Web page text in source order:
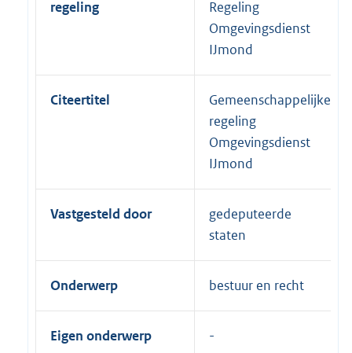
regeling
Regeling
Omgevingsdienst
IJmond
Citeertitel
Gemeenschappelijke
regeling
Omgevingsdienst
IJmond
Vastgesteld door
gedeputeerde
staten
Onderwerp bestuur en recht
Eigen onderwerp